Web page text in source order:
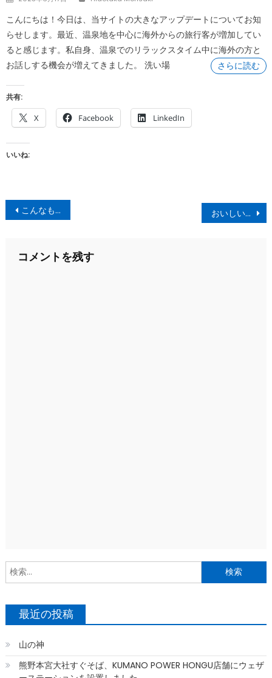
こんにちは！今日は、当サイトの大きなアップデートについてお知
らせします。最近、温泉地を中心に海外からの旅行客が増加してい
ると感じます。私自身、温泉でのリラックスタイム中に海外の方と
お話しする機会が増えてきました。 洗い場
さらに読む
共有:
X Facebook LinkedIn
いいね:
投
稿
ビ
こんなものを作ってしまった、、、 おいしい日本酒の呑み方を求めて
コメントを残す
最近の投稿
山の神
熊野本宮大社すぐそば、KUMANO POWER HONGU店舗にウェザ